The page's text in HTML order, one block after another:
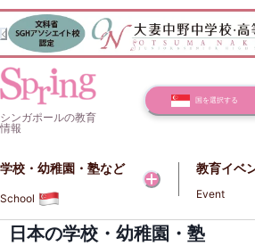
シンガポールの教育
情報
国を選択する
学校・幼稚園・塾など​​
School
教育イベ
Event
日本の学校・幼稚園・塾